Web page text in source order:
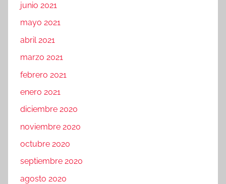
junio 2021
mayo 2021
abril 2021
marzo 2021
febrero 2021
enero 2021
diciembre 2020
noviembre 2020
octubre 2020
septiembre 2020
agosto 2020